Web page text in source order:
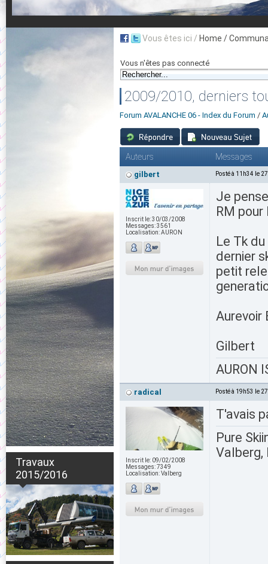
Travaux
2015/2016
Vous êtes ici / Home /
Vous n'êtes pas connecté
2009/2010, derniers
Forum AVALANCHE 06 - Index du Forum /
Auteurs Messages
gilbert Posté à 11h34 le
Inscrit le:30/03/2008
Messages:3561
Localisation:AURON
Je
RM
Le Tk
dernier
petit
Aurevoir
Gilbert
AURON
radical Posté à 19h53 le
Inscrit le: 09/02/2008
Messages:7349
Localisation:Valberg
T'avais
Pure
Valberg,